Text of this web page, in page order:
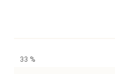
33 %